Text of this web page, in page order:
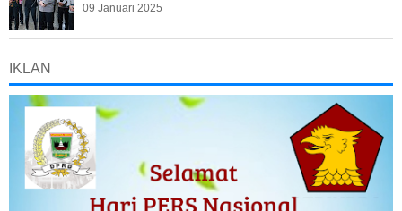
09 Januari 2025
IKLAN